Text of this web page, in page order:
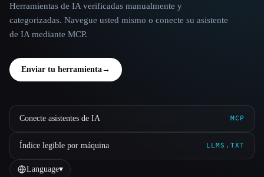
Herramientas de IA verificadas manualmente y
categorizadas. Navegue usted mismo o conecte su asistente
de IA mediante MCP.
Enviar tu herramienta→
Conecte asistentes de IA MCP
Índice legible por máquina LLMS.TXT
Language▾